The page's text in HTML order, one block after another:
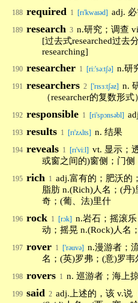
188 required 1 [rɪ'kwaɪəd] adj.
189 research 3 n.研究；调查
[过去式researched过去
researching]
190 researcher 1 [ri:'sə:tʃə] n.研
191 researchers 2 ['rɪsɜːtʃəz] n.
（researcher的复数形式）
192 responsible 1 [ri'spɔnsəbl]
193 results 1 [rɪ'zʌlts] n. 结果
194 reveals 1 [rɪ'viːl] vt. 显示；
或窗之间的)窗侧；门侧
195 rich 1 adj.富有的；肥沃的
脂肪 n.(Rich)人名；(丹
奇；(葡、法)里什
196 rock 1 [rɔk] n.岩石；摇滚
动；摇晃 n.(Rock)人名
197 rover 1 ['rəuvə] n.漫游者；
名；(英)罗弗；(意)罗韦
198 rovers 1 n. 巡游者；海上
199 said 2 adj.上述的，该 v.说